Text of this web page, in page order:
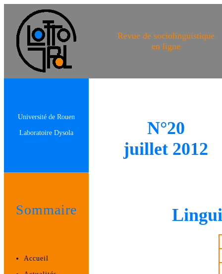
Revue de sociolinguistique
en ligne
Université de Rouen
Laboratoire Dysola
N°20
juillet 2012
Sommaire
Accueil